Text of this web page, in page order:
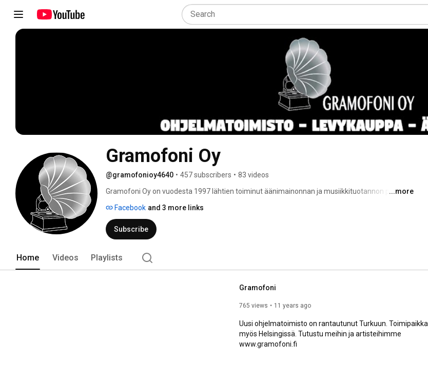
Gramofoni Oy
@gramofonioy4640 • 457 subscribers • 83 videos
Gramofoni Oy on vuodesta 1997 lähtien toiminut äänimainonnan ja musiikkituotannon parissa.
muusikkolähtöistä.Ohjelmatoimistona pyrkimyksemme on mm. elvyttää suomalaista
tanssikulttuuria.
...more
Facebook and 3 more links
Subscribe
Home Videos Playlists
Gramofoni
765 views 11 years ago
Uusi ohjelmatoimisto on rantautunut Turkuun. Toimipaikka
myös Helsingissä. Tutustu meihin ja artisteihimme
www.gramofoni.fi